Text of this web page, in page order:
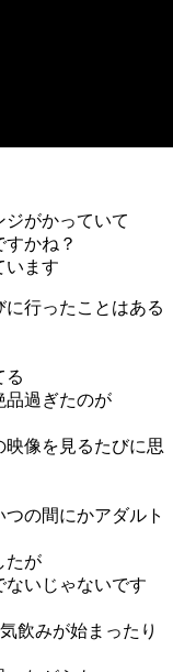
がかっていて
かね？
います
行ったことはある
る
品過ぎたのが
映像を見るたびに思
の間にかアダルト
たが
ないじゃないです
飲みが始まったり